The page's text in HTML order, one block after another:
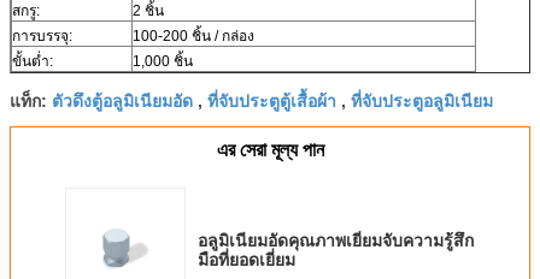
สกรู:
2 ชิ้น
การบรรจุ:
100-200 ชิ้น / กล่อง
ขั้นต่ำ:
1,000 ชิ้น
แท็ก: ตัวดึงตู้อลูมิเนียมอัด , ที่จับประตูตู้เสื้อผ้า , ที่จับประตูอลูมิเนียม
এর সেরা মূল্য পান
อลูมิเนียมอัดคุณภาพเยี่ยมจับความรู้สึก
มือที่ยอดเยี่ยม